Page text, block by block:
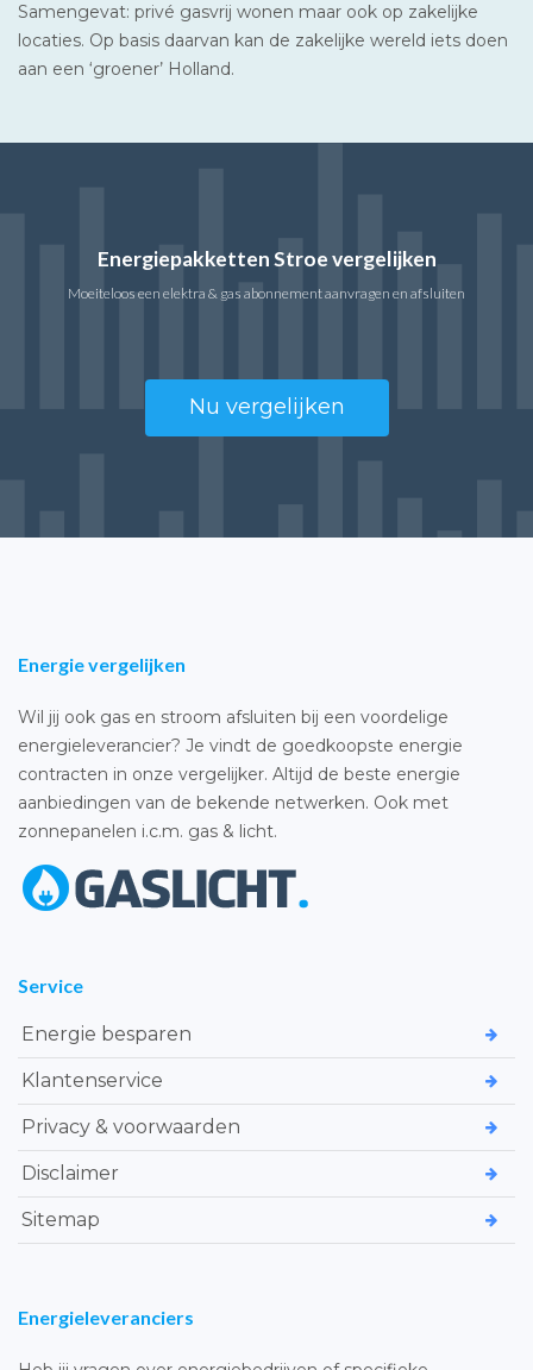
Samengevat: privé gasvrij wonen maar ook op zakelijke
locaties. Op basis daarvan kan de zakelijke wereld iets doen
aan een ‘groener’ Holland.
Energiepakketten Stroe vergelijken
Moeiteloos een elektra & gas abonnement aanvragen en afsluiten
Nu vergelijken
Energie vergelijken
Wil jij ook gas en stroom afsluiten bij een voordelige
energieleverancier? Je vindt de goedkoopste energie
contracten in onze vergelijker. Altijd de beste energie
aanbiedingen van de bekende netwerken. Ook met
zonnepanelen i.c.m. gas & licht.
Service
Energie besparen
Klantenservice
Privacy & voorwaarden
Disclaimer
Sitemap
Energieleveranciers